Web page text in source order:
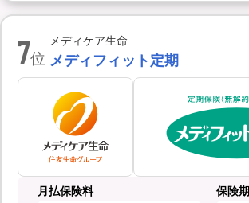
7位
メディケア生命
メディフィット定期
月払保険料 保険